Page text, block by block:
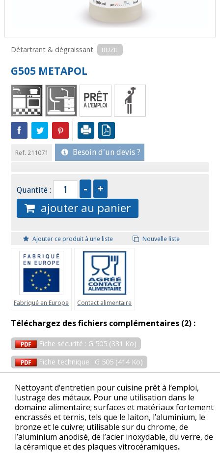
Détartrant & dégraissant BUZIL
G505 METAPOL
Ref. 211071 Besoin d'un devis ?
Quantité :
ajouter au panier
Ajouter ce produit à une liste Nouvelle liste
Fabriqué en Europe Contact alimentaire
Téléchargez des fichiers complémentaires (2) :
Fiche sécurité : G 505 (331 Ko)
Fiche technique : G 505 (414 Ko)
Nettoyant d‘entretien pour cuisine prêt à l‘emploi,
lustrage des métaux. Pour une utilisation dans le
domaine alimentaire; surfaces et matériaux fortement
encrassés et ternis, tels que le laiton, l’aluminium, le
bronze et le cuivre; utilisable sur du chrome, de
l’aluminium anodisé, de l’acier inoxydable, du verre, de
la céramique et des plaques vitrocéramiques.